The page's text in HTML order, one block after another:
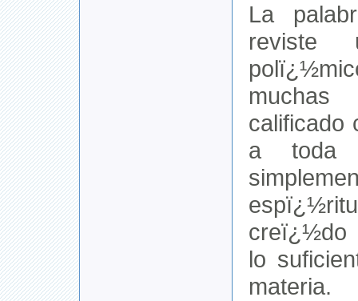
La
reviste
calificado
a toda
creï¿½do
lo
materia.